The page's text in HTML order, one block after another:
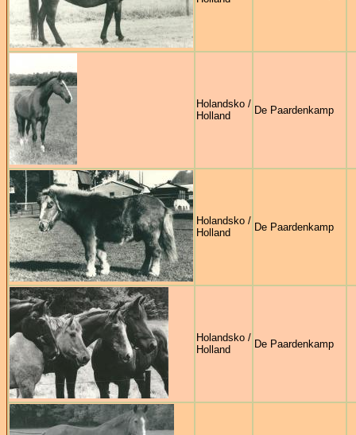
Holandsko /
Holland
De Paardenkamp
Holandsko /
Holland
De Paardenkamp
Holandsko /
Holland
De Paardenkamp